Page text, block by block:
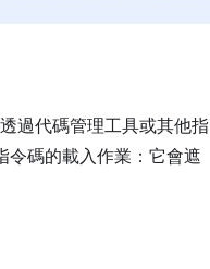
過代碼管理工具或其他指
令碼的載入作業：它會遮